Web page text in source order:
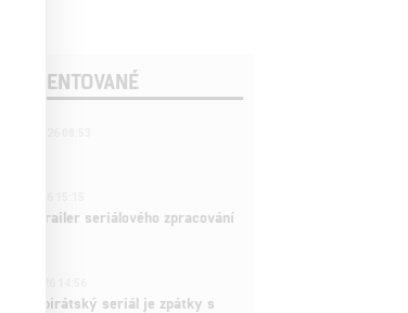
KOMENTOVANÉ
trailer seriálového zpracování
14:56
pirátský seriál je zpátky s